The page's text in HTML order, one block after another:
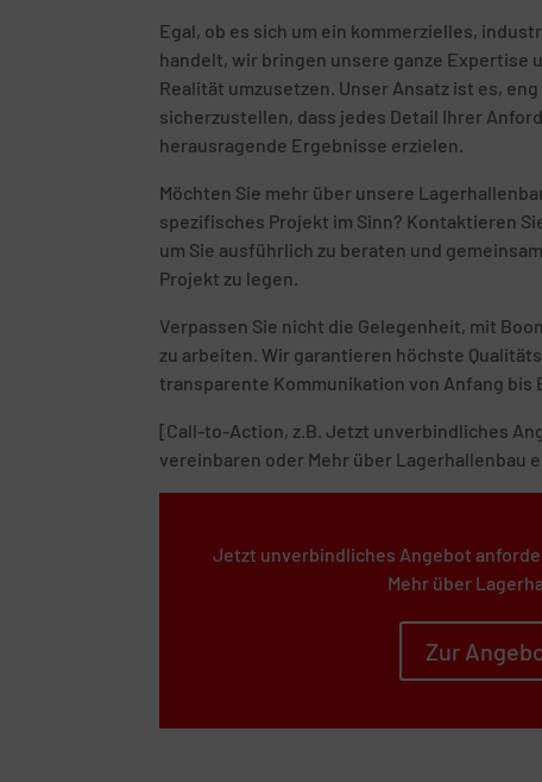
Egal, ob es sich um ein kommerzielles,
handelt, wir bringen unsere ganze Expertise
Realität umzusetzen. Unser Ansatz ist es,
sicherzustellen, dass jedes Detail Ihrer
herausragende Ergebnisse erzielen.
Möchten Sie mehr über unsere
spezifisches Projekt im Sinn? Kontaktieren
um Sie ausführlich zu beraten und
Projekt zu legen.
Verpassen Sie nicht die Gelegenheit, mit
zu arbeiten. Wir garantieren höchste
transparente Kommunikation von Anfang bis
[Call-to-Action, z.B. Jetzt unverbindliches
vereinbaren oder Mehr über Lagerhallenbau
Jetzt unverbindliches Angebot
Mehr über
Zur